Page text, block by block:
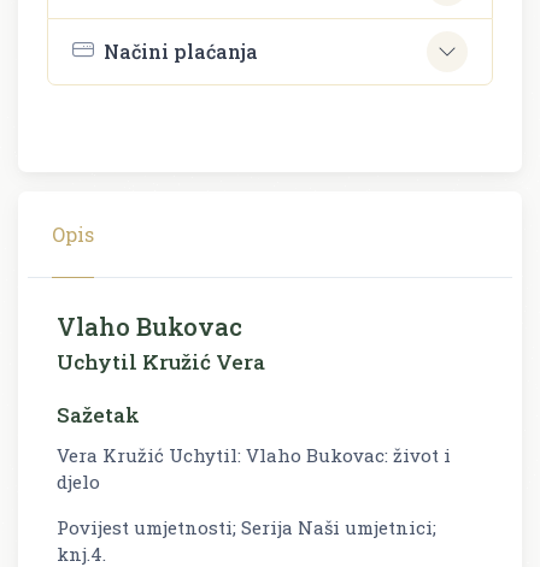
Načini plaćanja
Opis
Vlaho Bukovac
Uchytil Kružić Vera
Sažetak
Vera Kružić Uchytil: Vlaho Bukovac: život i
djelo
Povijest umjetnosti; Serija Naši umjetnici;
knj.4.